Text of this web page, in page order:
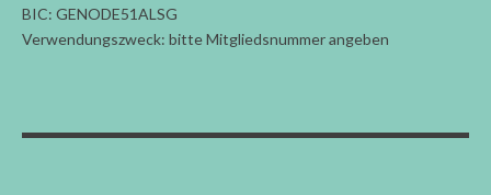
BIC: GENODE51ALSG
Verwendungszweck: bitte Mitgliedsnummer angeben